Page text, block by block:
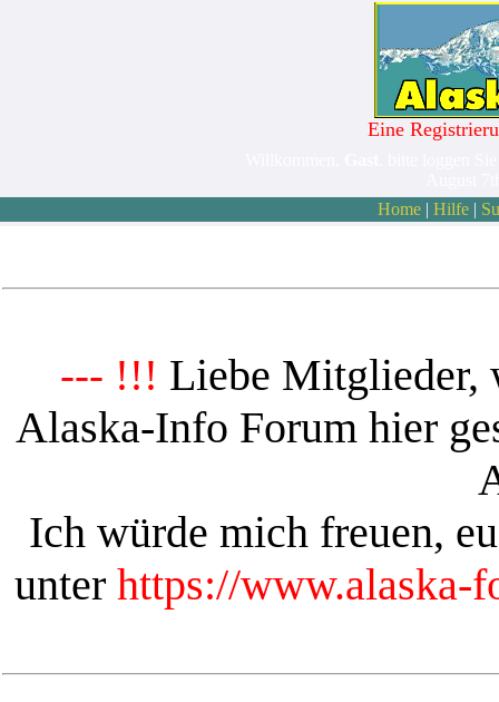
Eine
Home| Hilfe|
--- !!! Liebe Mitglieder,
Alaska-Info Forum hier
Ich würde mich freuen,
unter https://www.alaska-